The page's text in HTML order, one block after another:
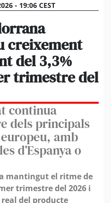
- 19:06 CEST
creixement
del 3,3%
trimestre del
continua
dels principals
amb
d’Espanya o
mantingut el ritme de
trimestre del 2026 i
del producte